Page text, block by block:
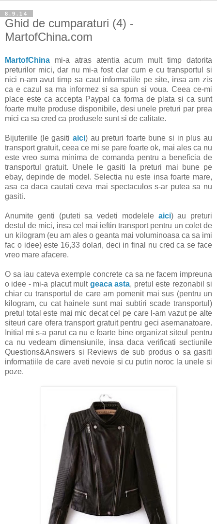
8.9.14
Ghid de cumparaturi (4) -
MartofChina.com
MartofChina mi-a atras atentia acum mult timp datorita
preturilor mici, dar nu mi-a fost clar cum e cu transportul si
nici n-am avut timp sa caut informatiile pe site, insa am zis
ca e cazul sa ma informez si sa spun si voua. Ceea ce-mi
place este ca accepta Paypal ca forma de plata si ca sunt
foarte multe produse disponibile, desi unele preturi par prea
mici ca sa cred ca produsele sunt si de calitate.
Bijuteriile (le gasiti aici) au preturi foarte bune si in plus au
transport gratuit, ceea ce mi se pare foarte ok, mai ales ca nu
este vreo suma minima de comanda pentru a beneficia de
transportul gratuit. Unele le gasiti la preturi mai bune pe
ebay, depinde de model. Selectia nu este insa foarte mare,
asa ca daca cautati ceva mai spectaculos s-ar putea sa nu
gasiti.
Anumite genti (puteti sa vedeti modelele aici) au preturi
destul de mici, insa cel mai ieftin transport pentru un colet de
un kilogram (eu am ales o geanta mai voluminoasa ca sa imi
fac o idee) este 16,33 dolari, deci in final nu cred ca se face
vreo mare afacere.
O sa iau cateva exemple concrete ca sa ne facem impreuna
o idee - mi-a placut mult geaca asta, pretul este rezonabil si
chiar cu transportul de care am pomenit mai sus (pentru un
kilogram, cu cat hainele sunt mai subtiri scade transportul)
pretul total este mai mic decat cel pe care l-am vazut pe alte
siteuri care ofera transport gratuit pentru geci asemanatoare.
Initial mi s-a parut ca nu e foarte bine organizat siteul pentru
ca nu vedeam dimensiunile, insa daca verificati sectiunile
Questions&Answers si Reviews de sub produs o sa gasiti
informatiile de care aveti nevoie si cu putin noroc la unele si
poze.